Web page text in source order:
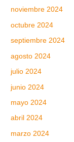
noviembre 2024
octubre 2024
septiembre 2024
agosto 2024
julio 2024
junio 2024
mayo 2024
abril 2024
marzo 2024